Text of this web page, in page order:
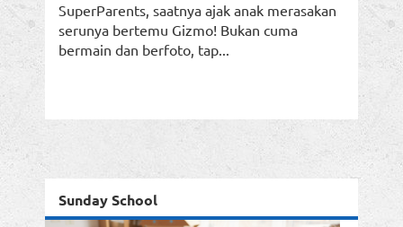
SuperParents, saatnya ajak anak merasakan
serunya bertemu Gizmo! Bukan cuma
bermain dan berfoto, tap...
Sunday School